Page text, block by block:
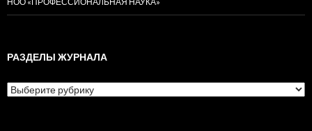
РАЗДЕЛЫ ЖУРНАЛА
Разделы журнала